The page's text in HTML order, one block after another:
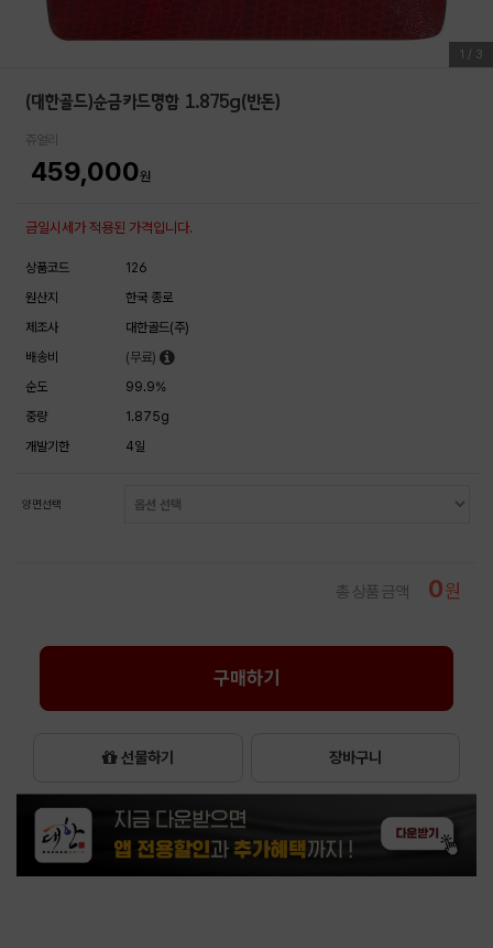
1 / 3
(대한골드)순금카드명함 1.875g(반돈)
쥬얼리
459,000원
금일시세가 적용된 가격입니다.
상품코드
126
원산지
한국 종로
제조사
대한골드(주)
배송비
(무료)
순도
99.9%
중량
1.875g
개발기한
4일
양면선택
총 상품 금액 0원
구매하기
선물하기 장바구니